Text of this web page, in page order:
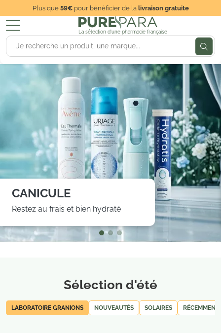
Plus que59€pour bénéficier de lalivraison gratuite
La sélection d'une pharmacie française
SOLEIL : VOTRE
BOUCLIER COMPLET!
Préparez, protégez et sublimez
votre peau dès les premiers rayons.
Sélection d'été
LABORATOIRE GRANIONS NOUVEAUTÉS SOLAIRES RÉCEMMENT